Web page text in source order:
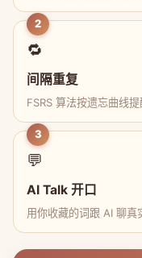
2
🔁
间隔重复
FSRS 算法按遗忘曲线
3
💬
AI Talk 开口
用你收藏的词跟 AI 聊真